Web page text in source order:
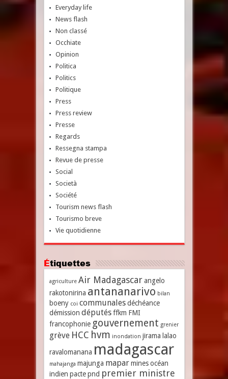
Everyday life
News flash
Non classé
Occhiate
Opinion
Politica
Politics
Politique
Press
Press review
Presse
Regards
Ressegna stampa
Revue de presse
Social
Società
Société
Tourism news flash
Tourismo breve
Vie quotidienne
Étiquettes
agriculture Air Madagascar angelo
rakotonirina antananarivo bilan
boeny coi communales déchéance
démission députés ffkm FMI
francophonie gouvernement grenier
grève HCC hvm inondation jirama lalao
ravalomanana madagascar
mahajanga majunga mapar mines océan
indien pacte pnd premier ministre